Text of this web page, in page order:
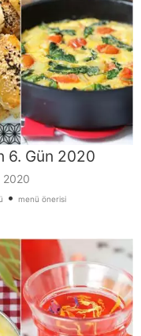
6. Gün 2020
2020
• menü önerisi